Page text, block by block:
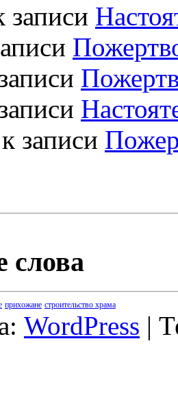
записи
к записи
прихожане строительство храма
WordPress |